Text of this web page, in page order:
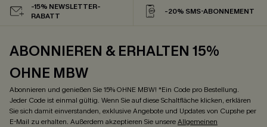
-15% NEWSLETTER-
RABATT
-20% SMS-ABONNEMENT
ABONNIEREN & ERHALTEN 15%
OHNE MBW
Abonnieren und genießen Sie 15% OHNE MBW! *Ein Code pro Bestellung.
Jeder Code ist einmal gültig. Wenn Sie auf diese Schaltfläche klicken, erklären
Sie sich damit einverstanden, exklusive Angebote und Updates von Cupshe per
E-Mail zu erhalten. Außerdem akzeptieren Sie unsereAllgemeinen